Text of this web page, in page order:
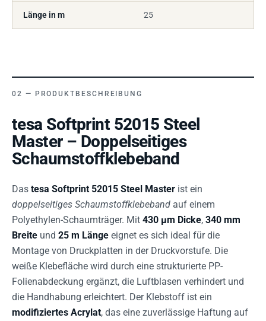
Länge in m 25
PRODUKTBESCHREIBUNG
tesa Softprint 52015 Steel
Master – Doppelseitiges
Schaumstoffklebeband
Das tesa Softprint 52015 Steel Master ist ein
doppelseitiges Schaumstoffklebeband auf einem
Polyethylen-Schaumträger. Mit 430 µm Dicke, 340 mm
Breite und 25 m Länge eignet es sich ideal für die
Montage von Druckplatten in der Druckvorstufe. Die
weiße Klebefläche wird durch eine strukturierte PP-
Folienabdeckung ergänzt, die Luftblasen verhindert und
die Handhabung erleichtert. Der Klebstoff ist ein
modifiziertes Acrylat, das eine zuverlässige Haftung auf